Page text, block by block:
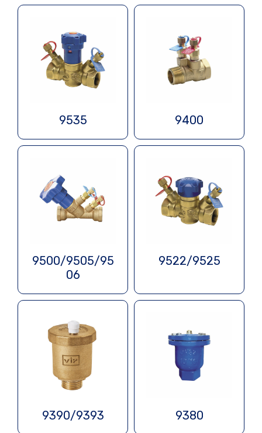
9535 9400
9500/9505/95
06
9522/9525
9390/9393 9380